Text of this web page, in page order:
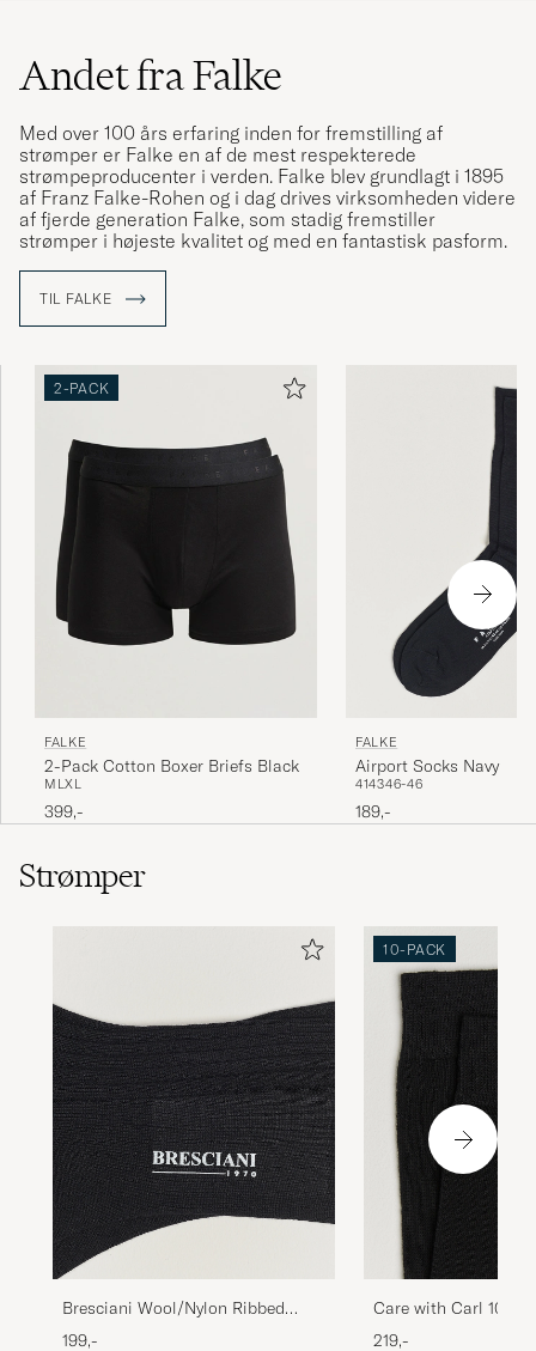
GÖRAN A KØBTE PÅ CAREOFCARL.SE
Oöverträffade långa strumpor, bomull och ull,
perfekta för den kommande kalla säsongen!
JAN Å KØBTE PÅ CAREOFCARL.SE
pitää
JAAKKO K KØBTE PÅ CAREOFCARL.FI
KØBTE PÅ CAREOFCARL.SE
Andet fra Falke
Med over 100 års erfaring inden for fremstilling af
strømper er Falke en af de mest respekterede
strømpeproducenter i verden. Falke blev grundlagt i 1895
af Franz Falke-Rohen og i dag drives virksomheden videre
af fjerde generation Falke, som stadig fremstiller
strømper i højeste kvalitet og med en fantastisk pasform.
TIL FALKE
2-PACK
FALKE
2-Pack Cotton Boxer Briefs Black
M LXL
399,-
FALKE
Airport Socks Navy
414346-46
189,-
Strømper
Bresciani Wool/Nylon Ribbed
Short Socks Black
199,-
10-PACK
Care with Carl 10-
Cotton Socks BLACK
219,-